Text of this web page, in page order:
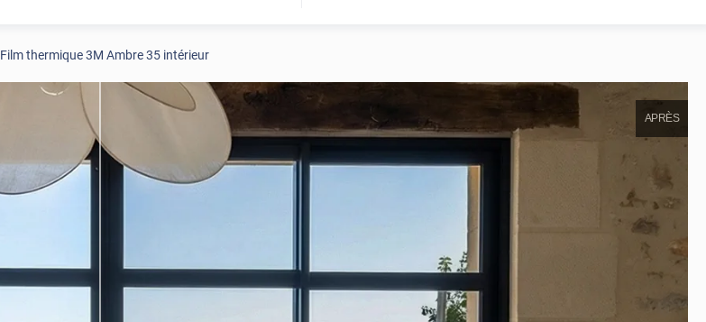
Film thermique 3M Ambre 35 intérieur
APRÈS